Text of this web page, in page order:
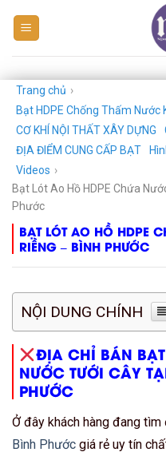
NHỰA
PHÁT
Trang chủ ›
Bạt HDPE Chống Thấm
CƠ KHÍ NỘI THẤT XÂY DỰNG
ĐỊA ĐIỂM CUNG CẤP BẠT
Videos ›
Bạt Lót Ao Hồ HDPE Chứa
Phước
BẠT LÓT AO HỒ HDPE
RIỀNG – BÌNH PHƯỚC
NỘI DUNG CHÍNH
ĐỊA CHỈ BÁN
NƯỚC TƯỚI CÂY
PHƯỚC
Ở đây khách hàng đang tìm
Bình Phước giá rẻ uy tín